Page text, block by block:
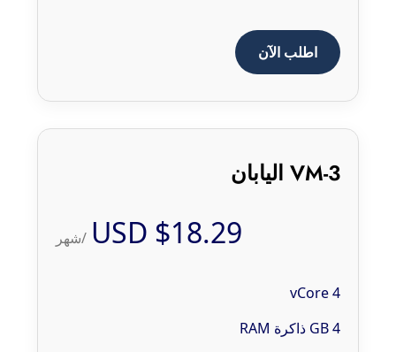
اطلب الآن
VM-3 اليابان
$18.29 USD /شهر
4 vCore
4 GB ذاكرة RAM